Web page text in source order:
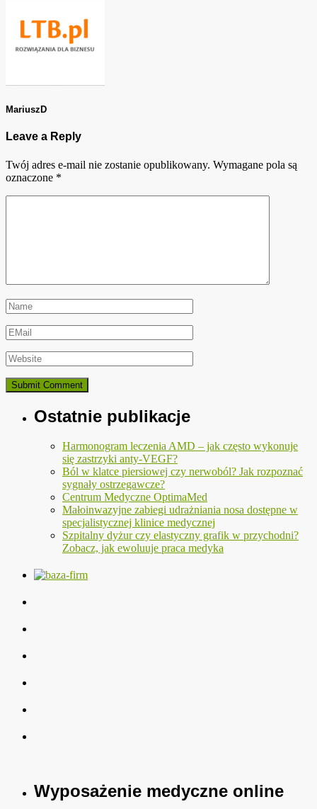
MariuszD
Leave a Reply
Twój adres e-mail nie zostanie opublikowany. Wymagane pola są
oznaczone *
Ostatnie publikacje
Harmonogram leczenia AMD – jak często wykonuje
się zastrzyki anty-VEGF?
Ból w klatce piersiowej czy nerwoból? Jak rozpoznać
sygnały ostrzegawcze?
Centrum Medyczne OptimaMed
Małoinwazyjne zabiegi udrażniania nosa dostępne w
specjalistycznej klinice medycznej
Szpitalny dyżur czy elastyczny grafik w przychodni?
Zobacz, jak ewoluuje praca medyka
Wyposażenie medyczne online